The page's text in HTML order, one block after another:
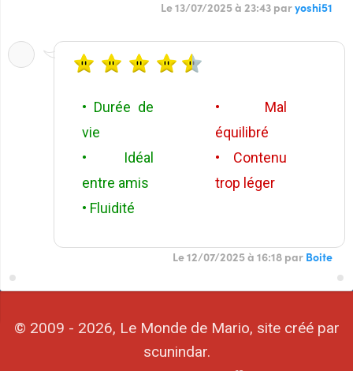
Le 13/07/2025 à 23:43 paryoshi51
• Durée de
vie
• Idéal
entre amis
• Fluidité
• Mal
équilibré
• Contenu
trop léger
Le 12/07/2025 à 16:18 par Boite
© 2009 - 2026, Le Monde de Mario, site créé par
scunindar.